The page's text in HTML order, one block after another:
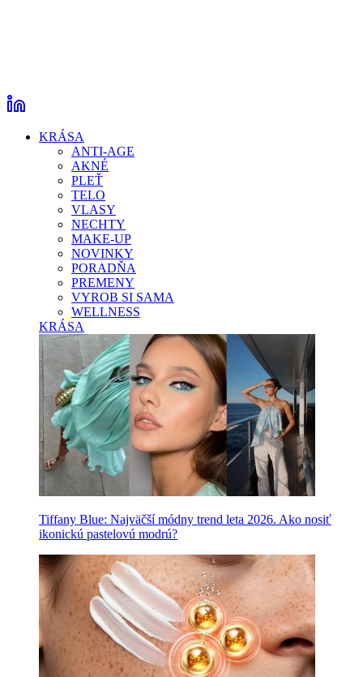
KRÁSA
ANTI-AGE
AKNÉ
PLEŤ
TELO
VLASY
NECHTY
MAKE-UP
NOVINKY
PORADŇA
PREMENY
VYROB SI SAMA
WELLNESS
KRÁSA
Tiffany Blue: Najväčší módny trend leta 2026. Ako nosiť
ikonickú pastelovú modrú?